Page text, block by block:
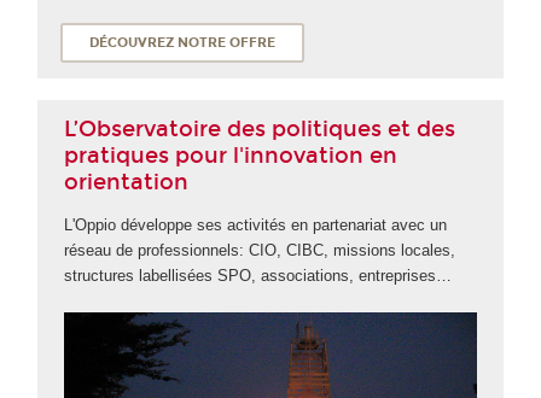
DÉCOUVREZ NOTRE OFFRE
L’Observatoire des politiques et des
pratiques pour l'innovation en
orientation
L'Oppio développe ses activités en partenariat avec un
réseau de professionnels: CIO, CIBC, missions locales,
structures labellisées SPO, associations, entreprises…